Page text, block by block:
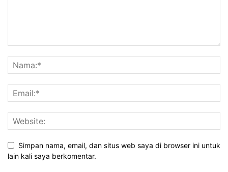
Simpan nama, email, dan situs web saya di browser ini untuk
lain kali saya berkomentar.